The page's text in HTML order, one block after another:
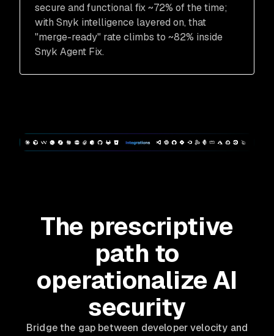
secure and functional fix ~72% of the time;
with Snyk intelligence layered on, that
"merge-ready" rate climbs to ~82% inside
Snyk Agent Fix.
The prescriptive
path to
operationalize AI
security
Bridge the gap between developer velocity and